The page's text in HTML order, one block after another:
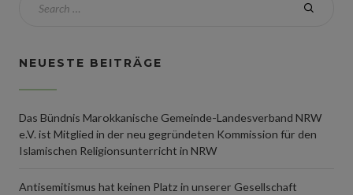
NEUESTE BEITRÄGE
Das Bündnis Marokkanische Gemeinde-Landesverband NRW
e.V. ist Mitglied in der neu gegründeten Kommission für den
Islamischen Religionsunterricht in NRW
Antisemitismus hat keinen Platz in unserer Gesellschaft